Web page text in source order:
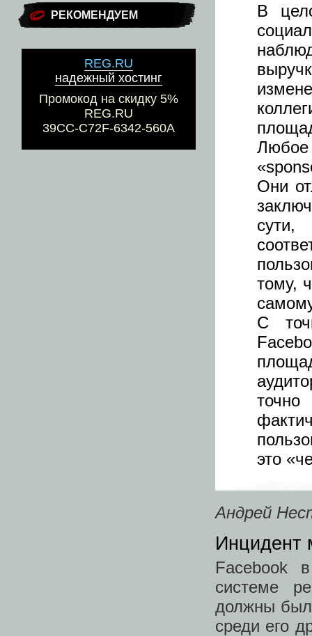
РЕКОМЕНДУЕМ
REG.RU
надежный хостинг
Промокод на скидку 5%
REG.RU
39CC-C72F-6342-560A
В
Они
сути,
тому,
С
это
Андрей
Инцидент
Facebook
системе
должны
среди его